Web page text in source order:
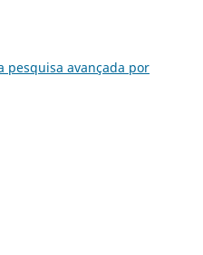
pesquisa avançada por